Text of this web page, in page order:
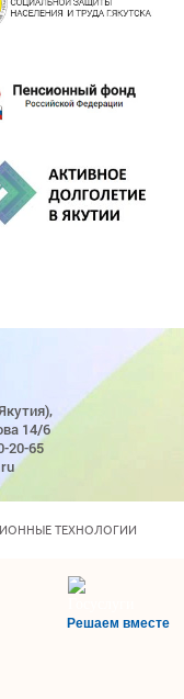
14/6
20-65
ТЕХНОЛОГИИ
Решаем вместе